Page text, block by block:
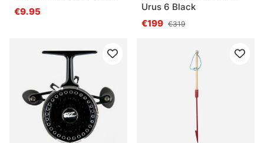
€9.95
Urus 6 Black
€199 €319